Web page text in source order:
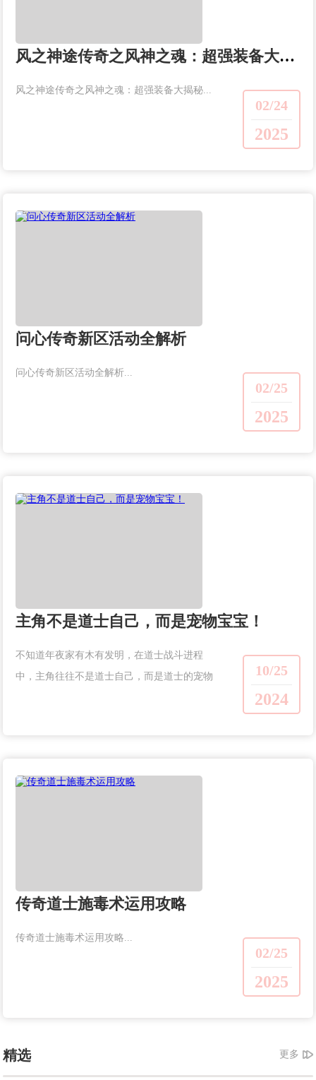
风之神途传奇之风神之魂：超强装备大揭秘
02/24
2025
风之神途传奇之风神之魂：超强装备大揭秘...
问心传奇新区活动全解析
02/25
2025
问心传奇新区活动全解析...
主角不是道士自己，而是宠物宝宝！
10/25
2024
不知道年夜家有木有发明，在道士战斗进程
中，主角往往不是道士自己，而是道士的宠物
传奇道士施毒术运用攻略
02/25
2025
传奇道士施毒术运用攻略...
精选 更多